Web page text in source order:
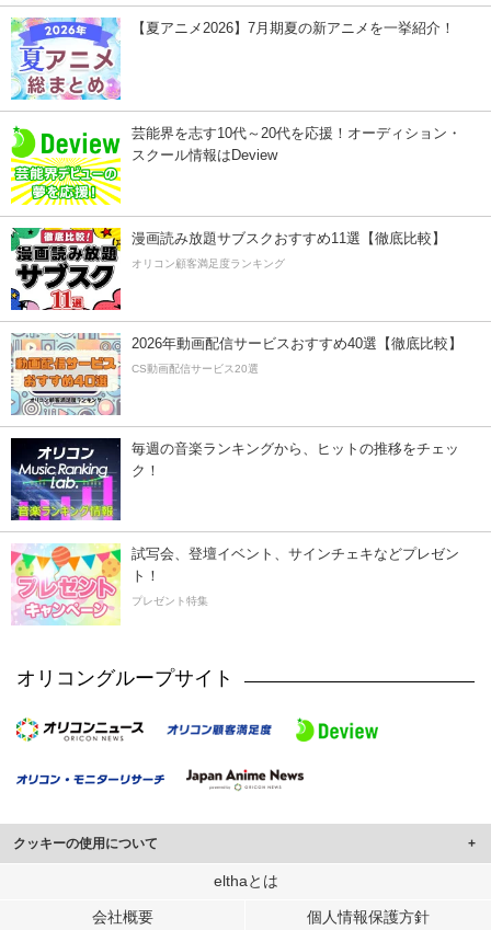
【夏アニメ2026】7月期夏の新アニメを一挙紹介！
芸能界を志す10代～20代を応援！オーディション・
スクール情報はDeview
漫画読み放題サブスクおすすめ11選【徹底比較】
オリコン顧客満足度ランキング
2026年動画配信サービスおすすめ40選【徹底比較】
CS動画配信サービス20選
毎週の音楽ランキングから、ヒットの推移をチェッ
ク！
試写会、登壇イベント、サインチェキなどプレゼン
ト！
プレゼント特集
オリコングループサイト
クッキーの使用について
このサイトでは Cookie を使用して、ユーザーに合わせたコンテンツや広告の
行っています。
elthaとは
会社概要 個人情報保護方針